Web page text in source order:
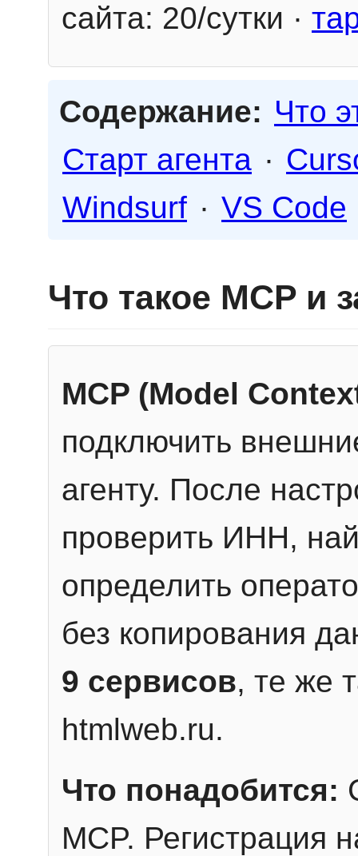
сайта: 20/сутки ·
Содержание: Что
Старт агента ·
Windsurf · VS Code
Что такое MCP и
MCP (Model
подключить
агенту. После
проверить ИНН,
определить
без копирования
9 сервисов, те же
htmlweb.ru.
Что понадобится:
MCP. Регистрация